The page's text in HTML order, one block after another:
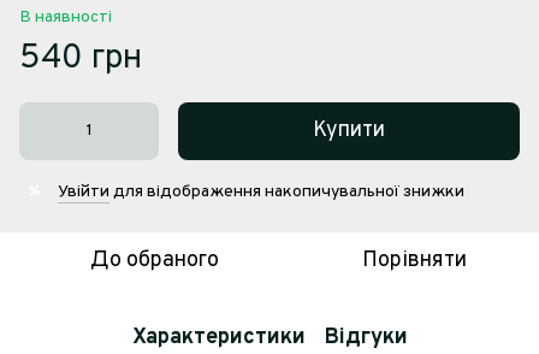
В наявності
540 грн
Купити
Увійти для відображення накопичувальної знижки
До обраного Порівняти
Характеристики Відгуки